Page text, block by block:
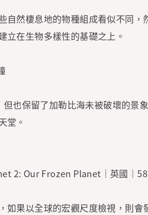
然棲息地的物種組成看似不同，
立在生物多樣性的基礎之上。
也保留了加勒比海未被破壞的景
堂。
2: Our Frozen Planet｜英國｜
如果以全球的宏觀尺度檢視，則會